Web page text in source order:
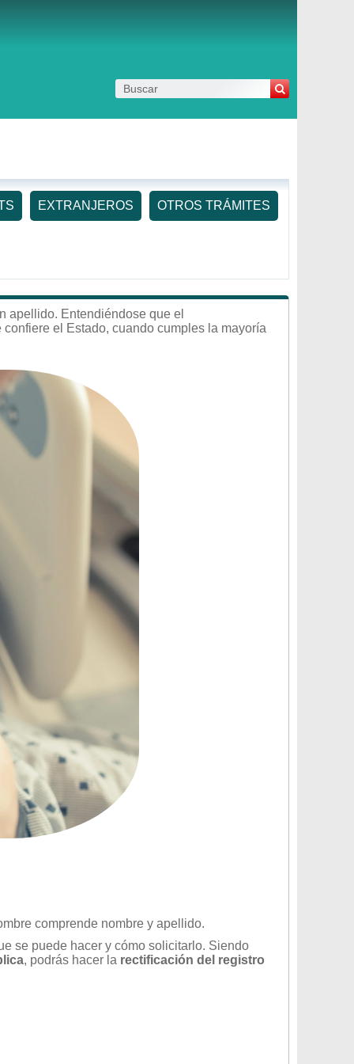
EXTRANJEROS OTROS TRÁMITES
apellido. Entendiéndose que el
el Estado, cuando cumples la mayoría
comprende nombre y apellido.
se puede hacer y cómo solicitarlo. Siendo
, podrás hacer la rectificación del registro